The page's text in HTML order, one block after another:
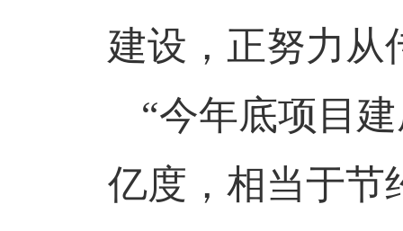
建设，正努力从
“今年底项目
亿度，相当于节